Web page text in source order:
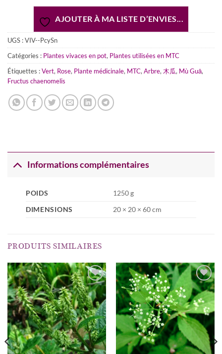
AJOUTER À MA LISTE D’ENVIES...
UGS :VIV--PcySn
Catégories : Plantes vivaces en pot, Plantes utilisées en MTC
Étiquettes :Vert, Rose, Plante médicinale, MTC, Arbre, 木瓜, Mù Guā,
Fructus chaenomelis
Informations complémentaires
POIDS
1250 g
DIMENSIONS
20 × 20 × 60 cm
PRODUITS SIMILAIRES
AJOUTER
À MA
LISTE
D’ENVIES...
AJOUTER
À MA
LISTE
D’ENVIES...